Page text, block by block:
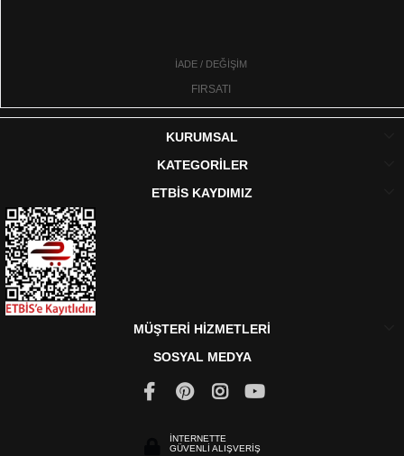
İADE / DEĞİŞİM
FIRSATI
KURUMSAL
KATEGORİLER
ETBİS KAYDIMIZ
MÜŞTERİ HİZMETLERİ
SOSYAL MEDYA
İNTERNETTE
GÜVENLİ ALIŞVERİŞ